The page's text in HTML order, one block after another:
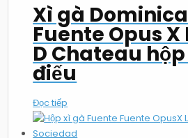
Xì gà
Fuente Opus X
D Chateau hộp
điếu
Đọc tiếp